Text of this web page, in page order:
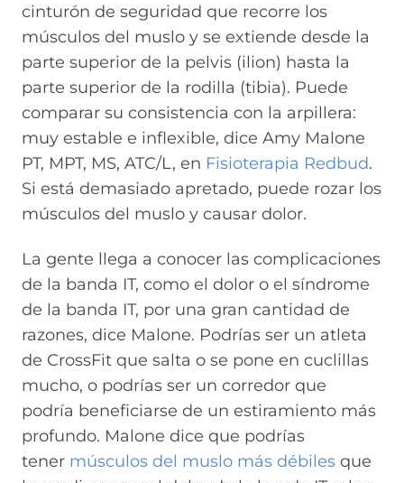
cinturón de seguridad que recorre los
músculos del muslo y se extiende desde la
parte superior de la pelvis (ilion) hasta la
parte superior de la rodilla (tibia). Puede
comparar su consistencia con la arpillera:
muy estable e inflexible, dice Amy Malone
PT, MPT, MS, ATC/L, en Fisioterapia Redbud.
Si está demasiado apretado, puede rozar los
músculos del muslo y causar dolor.
La gente llega a conocer las complicaciones
de la banda IT, como el dolor o el síndrome
de la banda IT, por una gran cantidad de
razones, dice Malone. Podrías ser un atleta
de CrossFit que salta o se pone en cuclillas
mucho, o podrías ser un corredor que
podría beneficiarse de un estiramiento más
profundo. Malone dice que podrías
tener músculos del muslo más débiles que